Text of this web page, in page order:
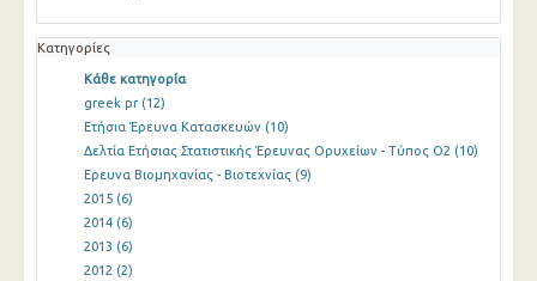
Κατηγορίες
Κάθε κατηγορία
greek pr (12)
Ετήσια Έρευνα Κατασκευών (10)
Δελτία Ετήσιας Στατιστικής Έρευνας Ορυχείων - Τύπος Ο2 (10)
Ερευνα Βιομηχανίας - Βιοτεχνίας (9)
2015 (6)
2014 (6)
2013 (6)
2012 (2)